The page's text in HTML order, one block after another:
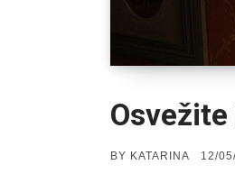
BY KATARINA 12/